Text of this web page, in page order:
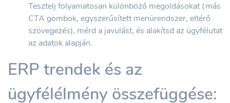
Tesztelj folyamatosan különböző megoldásokat (más
CTA gombok, egyszerűsített menürendszer, eltérő
szövegezés), mérd a javulást, és alakítsd az ügyfélutat
az adatok alapján.
ERP trendek és az
ügyfélélmény összefüggése: